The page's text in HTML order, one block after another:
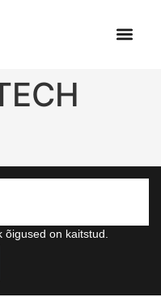
on kaitstud.